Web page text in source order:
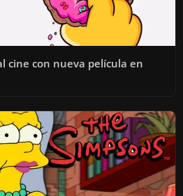
D
E
O
cine con nueva película en